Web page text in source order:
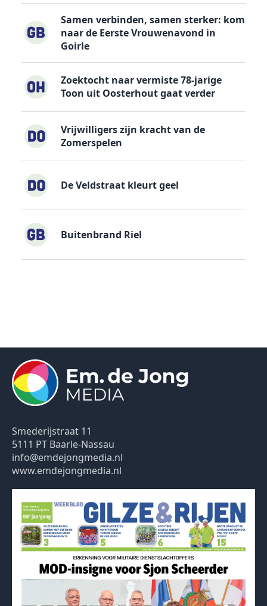
Samen verbinden, samen sterker: kom
naar de Eerste Vrouwenavond in
Goirle
Zoektocht naar vermiste 78-jarige
Toon uit Oosterhout gaat verder
Vrijwilligers zijn kracht van de
Zomerspelen
De Veldstraat kleurt geel
Buitenbrand Riel
Smederijstraat 11
5111 PT Baarle-Nassau
info@emdejongmedia.nl
www.emdejongmedia.nl